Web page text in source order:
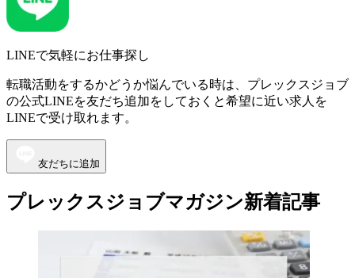
LINEで気軽にお仕事探し
転職活動をするかどうか悩んでいる時は、プレックスジョブ
の公式LINEを友だち追加をしておくと希望に近い求人を
LINEで受け取れます。
友だちに追加
プレックスジョブマガジン新着記事